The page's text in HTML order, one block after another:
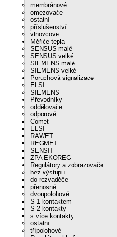
membránové
omezovače
ostatní
příslušenství
vlnovcové
Měřiče tepla
SENSUS malé
SENSUS velké
SIEMENS malé
SIEMENS velké
Poruchová signalizace
ELSI
SIEMENS
Převodníky
oddělovače
odporové
Comet
ELSI
RAWET
REGMET
SENSIT
ZPA EKOREG
Regulátory a zobrazovače
bez výstupu
do rozvaděče
přenosné
dvoupolohové
S 1 kontaktem
S 2 kontakty
s více kontakty
ostatní
třípolohové